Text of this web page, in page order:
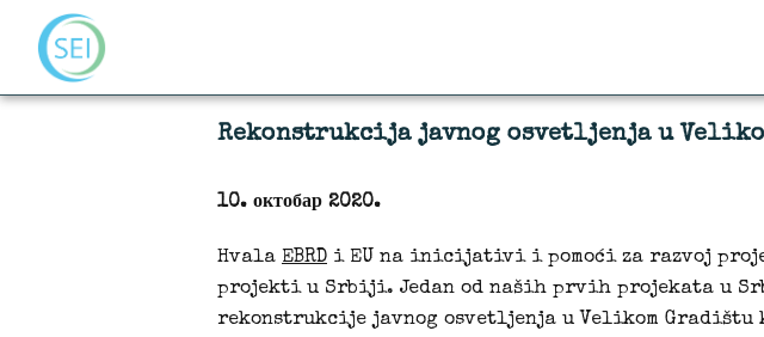
Rekonstrukcija javnog osvetljenja u
10. октобар 2020.
Hvala EBRD i EU na inicijativi i pomoći za razvoj
projekti u Srbiji. Jedan od naših prvih projekata u
rekonstrukcije javnog osvetljenja u Velikom Gradištu